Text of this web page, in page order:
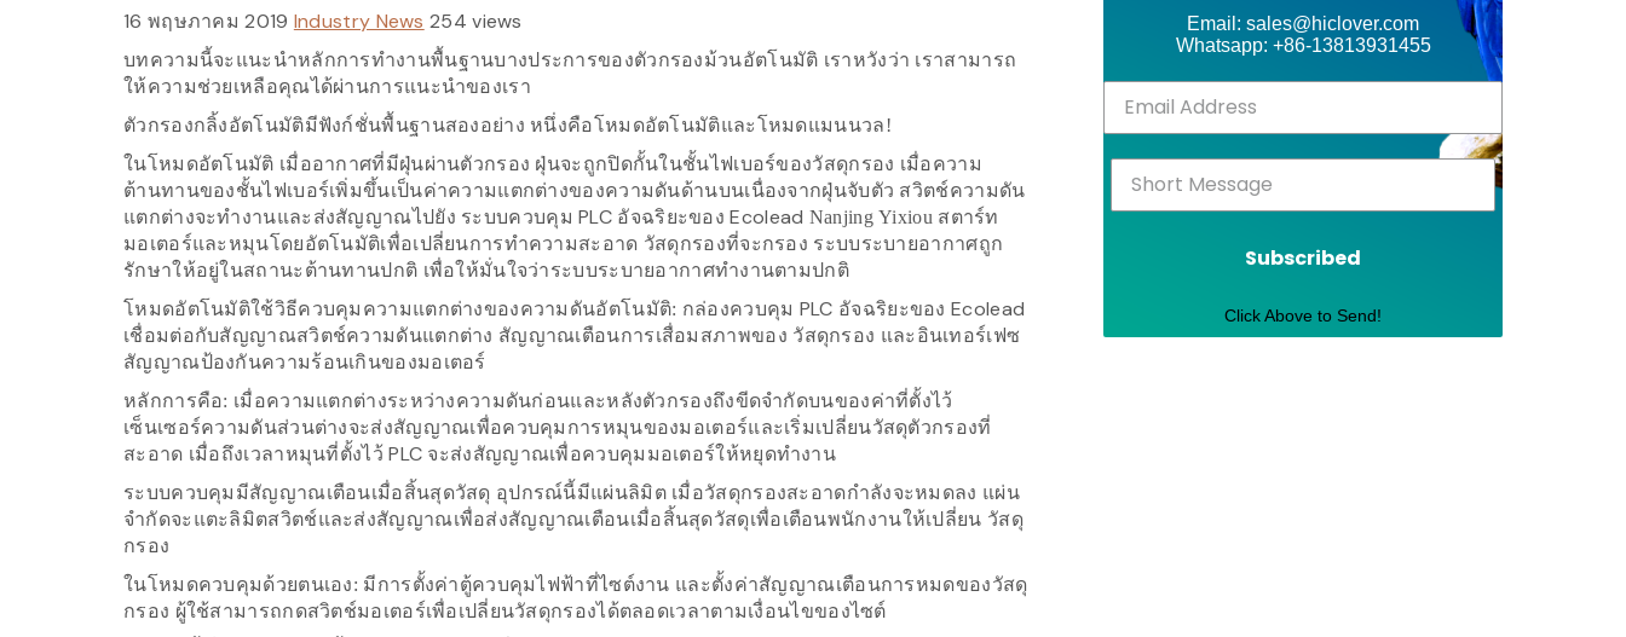
16 พฤษภาคม 2019 Industry News 254 views
บทความนี้จะแนะนำหลักการทำงานพื้นฐานบางประการของตัวกรองม้วนอัตโนมัติ เราหวังว่า เราสามารถ
ให้ความช่วยเหลือคุณได้ผ่านการแนะนำของเรา
ตัวกรองกลิ้งอัตโนมัติมีฟังก์ชั่นพื้นฐานสองอย่าง หนึ่งคือโหมดอัตโนมัติและโหมดแมนนวล!
ในโหมดอัตโนมัติ เมื่ออากาศที่มีฝุ่นผ่านตัวกรอง ฝุ่นจะถูกปิดกั้นในชั้นไฟเบอร์ของวัสดุกรอง เมื่อความ
ต้านทานของชั้นไฟเบอร์เพิ่มขึ้นเป็นค่าความแตกต่างของความดันด้านบนเนื่องจากฝุ่นจับตัว สวิตช์ความดัน
แตกต่างจะทำงานและส่งสัญญาณไปยัง ระบบควบคุม PLC อัจฉริยะของ Ecolead Nanjing Yixiou สตาร์ท
มอเตอร์และหมุนโดยอัตโนมัติเพื่อเปลี่ยนการทำความสะอาด วัสดุกรองที่จะกรอง ระบบระบายอากาศถูก
รักษาให้อยู่ในสถานะต้านทานปกติ เพื่อให้มั่นใจว่าระบบระบายอากาศทำงานตามปกติ
โหมดอัตโนมัติใช้วิธีควบคุมความแตกต่างของความดันอัตโนมัติ: กล่องควบคุม PLC อัจฉริยะของ Ecolead
เชื่อมต่อกับสัญญาณสวิตช์ความดันแตกต่าง สัญญาณเตือนการเสื่อมสภาพของ วัสดุกรอง และอินเทอร์เฟซ
สัญญาณป้องกันความร้อนเกินของมอเตอร์
หลักการคือ: เมื่อความแตกต่างระหว่างความดันก่อนและหลังตัวกรองถึงขีดจำกัดบนของค่าที่ตั้งไว้
เซ็นเซอร์ความดันส่วนต่างจะส่งสัญญาณเพื่อควบคุมการหมุนของมอเตอร์และเริ่มเปลี่ยนวัสดุตัวกรองที่
สะอาด เมื่อถึงเวลาหมุนที่ตั้งไว้PLC จะส่งสัญญาณเพื่อควบคุมมอเตอร์ให้หยุดทำงาน
ระบบควบคุมมีสัญญาณเตือนเมื่อสิ้นสุดวัสดุ อุปกรณ์นี้มีแผ่นลิมิต เมื่อวัสดุกรองสะอาดกำลังจะหมดลง แผ่น
จำกัดจะแตะลิมิตสวิตช์และส่งสัญญาณเพื่อส่งสัญญาณเตือนเมื่อสิ้นสุดวัสดุเพื่อเตือนพนักงานให้เปลี่ยน วัสดุ
กรอง
ในโหมดควบคุมด้วยตนเอง: มีการตั้งค่าตู้ควบคุมไฟฟ้าที่ไซต์งาน และตั้งค่าสัญญาณเตือนการหมดของวัสดุ
กรอง ผู้ใช้สามารถกดสวิตช์มอเตอร์เพื่อเปลี่ยนวัสดุกรองได้ตลอดเวลาตามเงื่อนไขของไซต์
Email: sales@hiclover.com
Whatsapp: +86-13813931455
Subscribed
Click Above to Send!